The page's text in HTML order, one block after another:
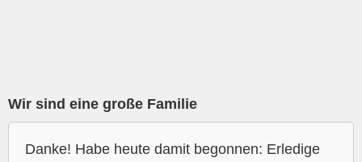
Wir sind eine große Familie
Danke! Habe heute damit begonnen: Erledige